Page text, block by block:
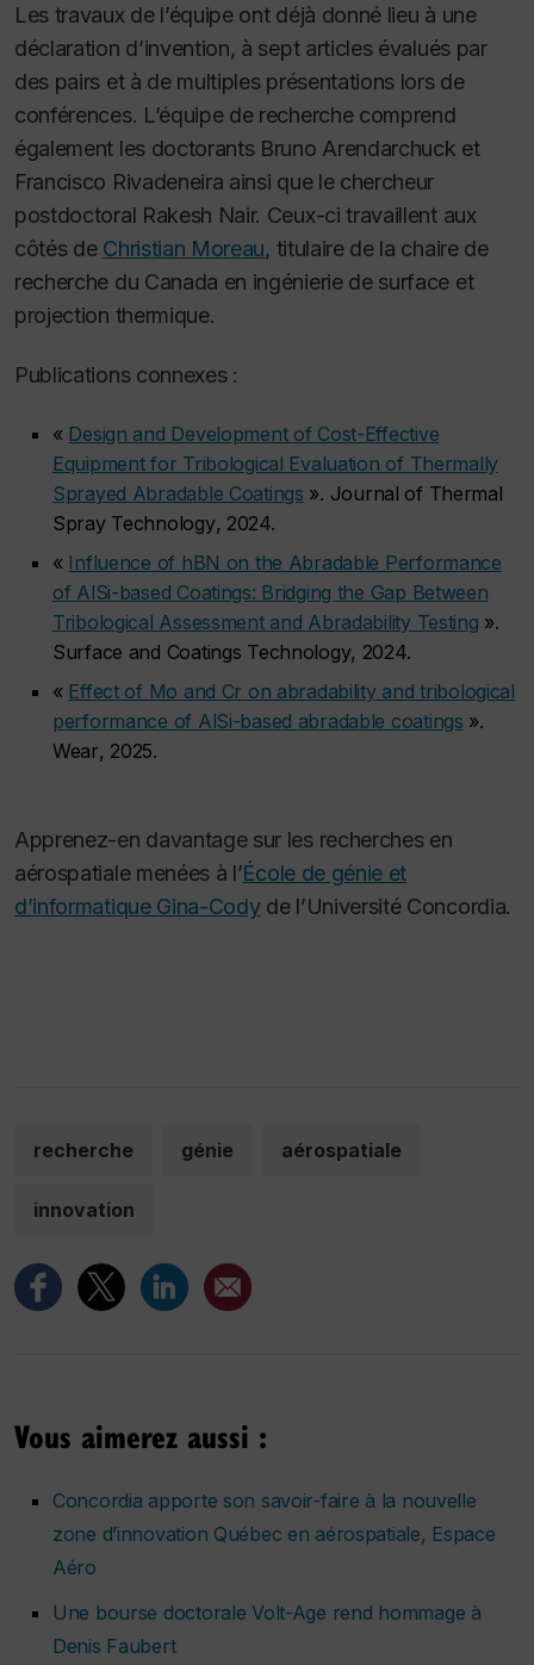
Les travaux de l’équipe ont déjà donné lieu à une
déclaration d’invention, à sept articles évalués par
des pairs et à de multiples présentations lors de
conférences. L’équipe de recherche comprend
également les doctorants Bruno Arendarchuck et
Francisco Rivadeneira ainsi que le chercheur
postdoctoral Rakesh Nair. Ceux-ci travaillent aux
côtés de Christian Moreau, titulaire de la chaire de
recherche du Canada en ingénierie de surface et
projection thermique.
Publications connexes :
« Design and Development of Cost-Effective
Equipment for Tribological Evaluation of Thermally
Sprayed Abradable Coatings ». Journal of Thermal
Spray Technology, 2024.
« Influence of hBN on the Abradable Performance
of AlSi-based Coatings: Bridging the Gap Between
Tribological Assessment and Abradability Testing ».
Surface and Coatings Technology, 2024.
« Effect of Mo and Cr on abradability and tribological
performance of AlSi-based abradable coatings ».
Wear, 2025.
Apprenez-en davantage sur les recherches en
aérospatiale menées à l’École de génie et
d’informatique Gina-Codyde l’Université Concordia.
recherche génie aérospatiale
innovation
Vous aimerez aussi :
Concordia apporte son savoir-faire à la nouvelle
zone d’innovation Québec en aérospatiale, Espace
Aéro
Une bourse doctorale Volt-Age rend hommage à
Denis Faubert